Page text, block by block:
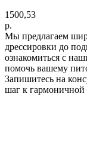
1500,53
р.
Мы предлагаем
дрессировки до
ознакомиться с
помочь вашему
Запишитесь на
шаг к